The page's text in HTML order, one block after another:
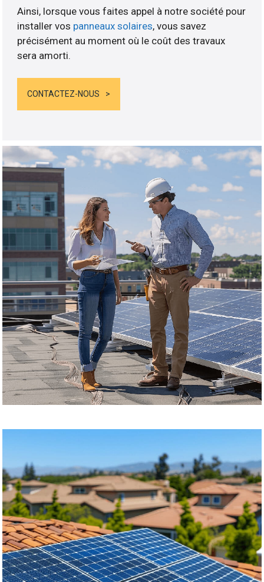
Ainsi, lorsque vous faites appel à notre société pour
installer vos panneaux solaires, vous savez
précisément au moment où le coût des travaux
sera amorti.
CONTACTEZ-NOUS